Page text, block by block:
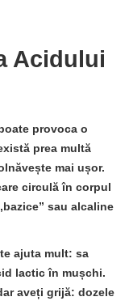
Acidului
provoca o
prea multă
mai ușor.
circulă în corpul
sau alcaline
ajuta mult: sa
lactic în mușchi.
aveți grijă: dozele